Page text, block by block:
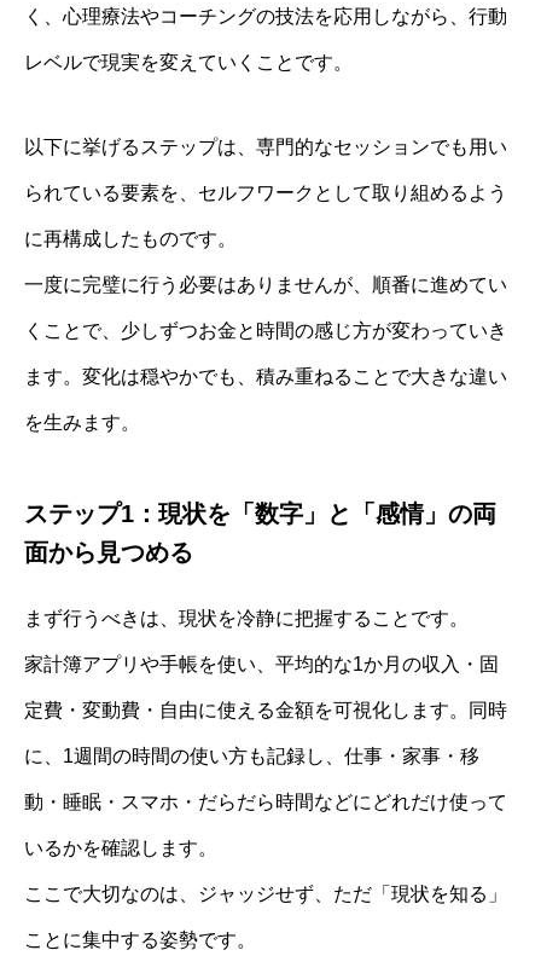
く、心理療法やコーチングの技法を応用しながら、行動
レベルで現実を変えていくことです。
以下に挙げるステップは、専門的なセッションでも用い
られている要素を、セルフワークとして取り組めるよう
に再構成したものです。
一度に完璧に行う必要はありませんが、順番に進めてい
くことで、少しずつお金と時間の感じ方が変わっていき
ます。変化は穏やかでも、積み重ねることで大きな違い
を生みます。
ステップ1：現状を「数字」と「感情」の両
面から見つめる
まず行うべきは、現状を冷静に把握することです。
家計簿アプリや手帳を使い、平均的な1か月の収入・固
定費・変動費・自由に使える金額を可視化します。同時
に、1週間の時間の使い方も記録し、仕事・家事・移
動・睡眠・スマホ・だらだら時間などにどれだけ使って
いるかを確認します。
ここで大切なのは、ジャッジせず、ただ「現状を知る」
ことに集中する姿勢です。